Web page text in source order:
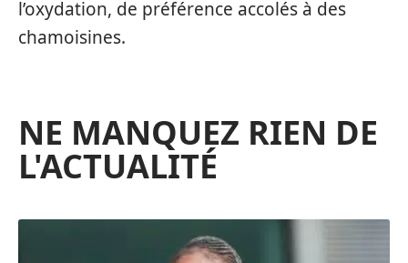
l’oxydation, de préférence accolés à des
chamoisines.
NE MANQUEZ RIEN DE
L'ACTUALITÉ